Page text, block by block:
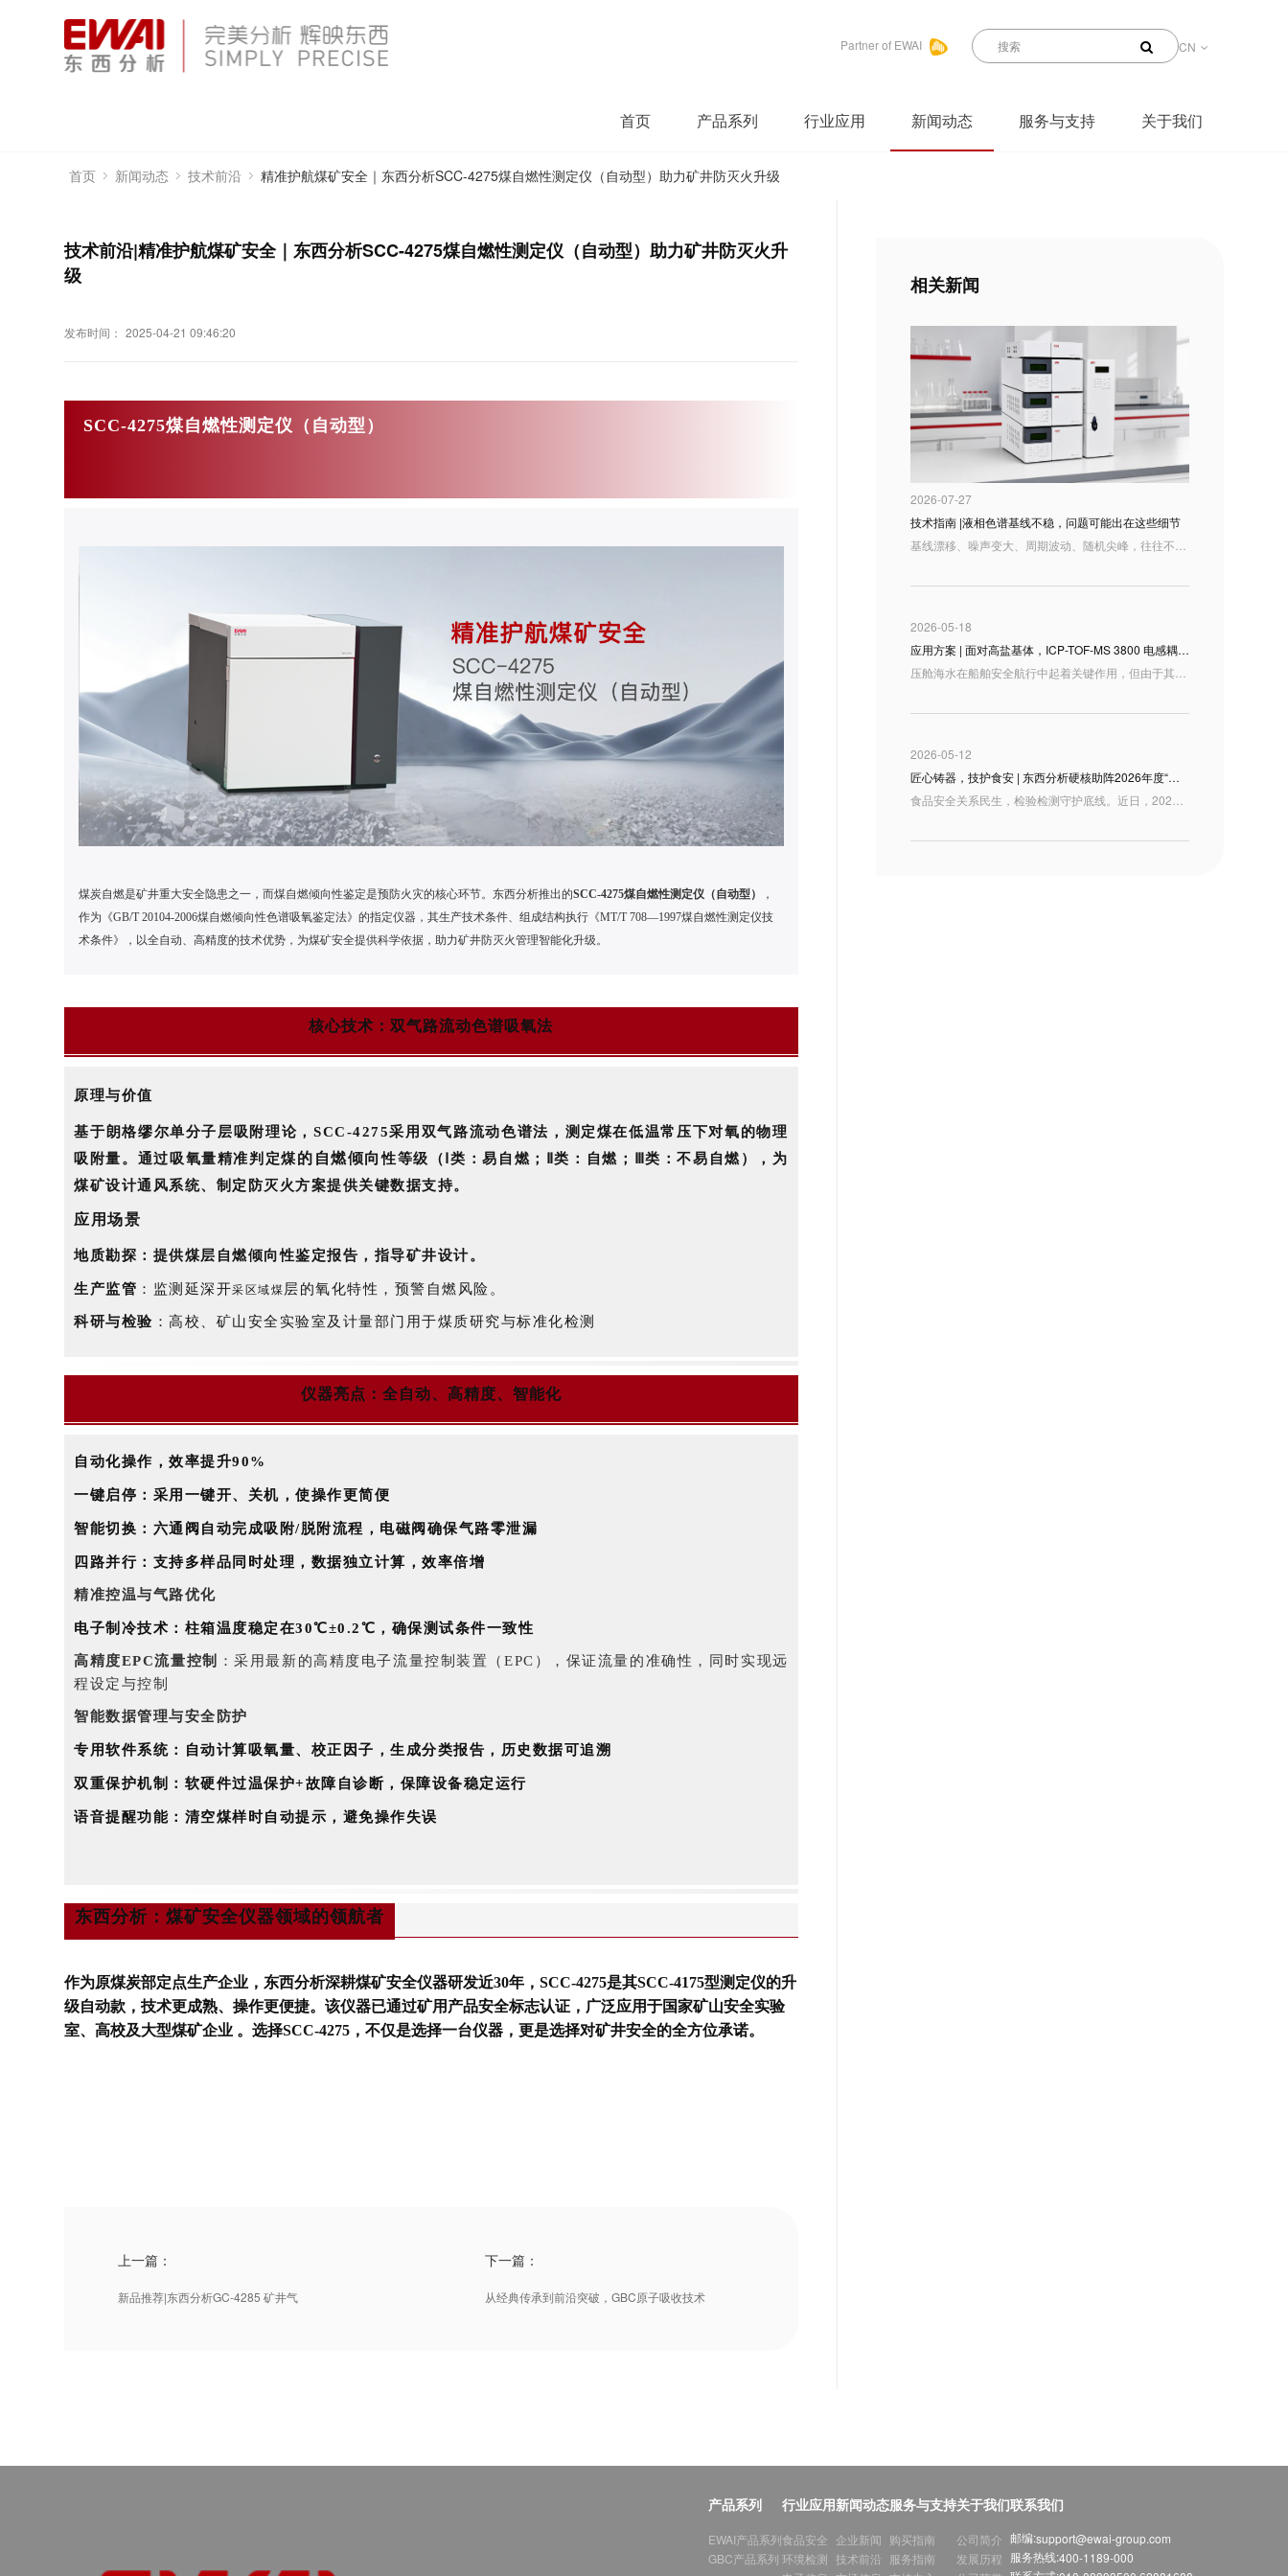
Partner of EWAI CN
首页 产品系列 行业应用 新闻动态 服务与支持 关于我们
首页 新闻动态 技术前沿 精准护航煤矿安全｜东西分析SCC-4275煤自燃性测定仪（自动型）助力矿井防灭火升级
技术前沿|精准护航煤矿安全｜东西分析SCC-4275煤自燃性测定仪（自动型）助力矿井防灭火升
级
发布时间： 2025-04-21 09:46:20
SCC-4275煤自燃性测定仪（自动型）
煤炭自燃是矿井重大安全隐患之一，而煤自燃倾向性鉴定是预防火灾的核心环节。东西分析推出的SCC-4275煤自燃性测定仪（自动型）
，
作为《GB/T 20104-2006煤自燃倾向性色谱吸氧鉴定法》的指定仪器，其生产技术条件、组成结构执行《MT/T 708—1997煤自燃性测定仪技
术条件》，以全自动、高精度的技术优势，为煤矿安全提供科学依据，助力矿井防灭火管理智能化升级。
核心技术：双气路流动色谱吸氧法
原理与价值
基于朗格缪尔单分子层吸附理论，SCC-4275采用双气路流动色谱法，测定煤在低温常压下对氧的物理
吸附量。通过吸氧量精准判定煤的自燃倾向性等级（Ⅰ类：易自燃；Ⅱ类：自燃；Ⅲ类：不易自燃），为
煤矿设计通风系统、制定防灭火方案提供关键数据支持。
应用场景
地质勘探 ：提供煤层自燃倾向性鉴定报告，指导矿井设计。
生产监管 ：监测延深开采区域煤 层的氧化特性，预警自燃风险。
科研与检验 ：高校、矿山安全实验室及计量部门用于煤质研究与标准化检测
仪器亮点：全自动、高精度、智能化
自动化操作，效率提升90%
一键启停 ： 采用一键开、关机，使操作更简便
智能切换 ：六通阀自动完成吸附/脱附流程，电磁阀确保气路零泄漏
四路并行 ：支持多样品同时处理，数据独立计算，效率倍增
精准控温与气路优化
电子制冷技术 ：柱箱温度稳定在30℃±0.2℃，确保测试条件一致性
高精度EPC流量控制 ：采用最新的高精度电子流量控制装置（EPC），保证流量的准确性，同时实现远
程设定与控制
智能数据管理与安全防护
专用软件系统 ：自动计算吸氧量、校正因子，生成分类报告，历史数据可追溯
双重保护机制 ：软硬件过温保护+故障自诊断，保障设备稳定运行
语音提醒功能 ：清空煤样时自动提示，避免操作失误
东西分析：煤矿安全仪器领域的领航者
作为原煤炭部定点生产企业，东西分析深耕煤矿安全仪器研发近30年，SCC-4275是其SCC-4175型测定仪的升
级自动款 ，技术更成熟、操作更便捷。该仪器已通过矿用产品安全标志认证，广泛应用于国家矿山安全实验
室、高校及大型煤矿企业 。选择SCC-4275，不仅是选择一台仪器，更是选择对矿井安全的全方位承诺。
上一篇：
新品推荐|东西分析GC-4285 矿井气
下一篇：
从经典传承到前沿突破，GBC原子吸收技术
相关新闻
2026-07-27
技术指南 |液相色谱基线不稳，问题可能出在这些细节
2026-05-18
应用方案 | 面对高盐基体，ICP-TOF-MS 3800 电感耦合等离子体飞行时间质谱仪 如何高效检测压舱海水元素？
压舱海水在船舶安全航行中起着关键作用，但由于其成分受海域来源、船舶运行状态以及舱体材料等多重因素影响，往往含有多种金属及类金属元素。准确测定压舱水中的 Li、V、Co、Cu、Zn、As、Sr、Mo、Rh、Ba、Pb、U 等元素，不仅能帮助我们摸清压舱水的元素组成特征，也为海洋环境监测、污染溯源及风险评估提供了重要的数据支撑。
2026-05-12
匠心铸器，技护食安 | 东西分析硬核助阵2026年度“技能山西”检验检测职业技能大赛
产品系列
EWAI产品系列
GBC产品系列
行业应用
食品安全
环境检测
新闻动态
企业新闻
技术前沿
服务与支持
购买指南
服务指南
关于我们
公司简介
发展历程
联系我们
邮编:support@ewai-group.com
服务热线:400-1189-000